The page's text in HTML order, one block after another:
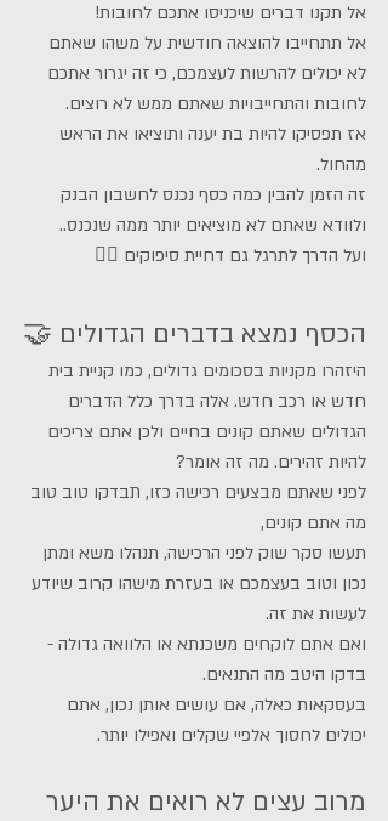
אל תקנו דברים שיכניסו אתכם לחובות!
אל תתחייבו להוצאה חודשית על משהו שאתם
לא יכולים להרשות לעצמכם, כי זה יגרור אתכם
לחובות והתחייבויות שאתם ממש לא רוצים.
אז תפסיקו להיות בת יענה ותוציאו את הראש
מהחול.
זה הזמן להבין כמה כסף נכנס לחשבון הבנק
ולוודא שאתם לא מוציאים יותר ממה שנכנס..
ועל הדרך לתרגל גם דחיית סיפוקים 🙅‍♀️
הכסף נמצא בדברים הגדולים 🤝
היזהרו מקניות בסכומים גדולים, כמו קניית בית
חדש או רכב חדש. אלה בדרך כלל הדברים
הגדולים שאתם קונים בחיים ולכן אתם צריכים
להיות זהירים. מה זה אומר?
לפני שאתם מבצעים רכישה כזו, תבדקו טוב טוב
מה אתם קונים,
תעשו סקר שוק לפני הרכישה, תנהלו משא ומתן
נכון וטוב בעצמכם או בעזרת מישהו קרוב שיודע
לעשות את זה.
ואם אתם לוקחים משכנתא או הלוואה גדולה -
בדקו היטב מה התנאים.
בעסקאות כאלה, אם עושים אותן נכון, אתם
יכולים לחסוך אלפיי שקלים ואפילו יותר.
מרוב עצים לא רואים את היער